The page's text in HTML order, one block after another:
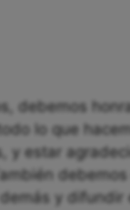
debemos
lo que
y estar
y difundir